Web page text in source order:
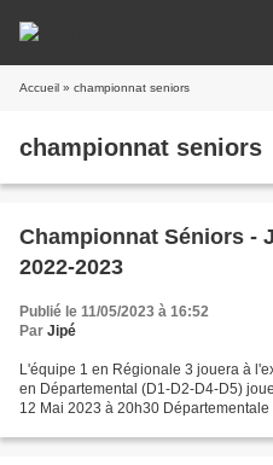
Accueil » championnat seniors
championnat seniors
Championnat Séniors -
2022-2023
Publié le 11/05/2023 à 16:52
Par Jipé
L'équipe 1 en Régionale 3 jouera à
en Départemental (D1-D2-D4-D5)
12 Mai 2023 à 20h30